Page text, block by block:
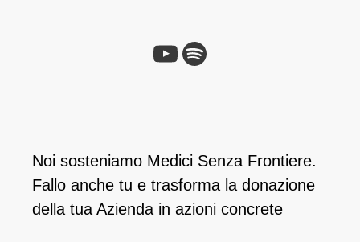
Noi sosteniamo Medici Senza Frontiere.
Fallo anche tu e ​trasforma la donazione
della tua Azienda in azioni concrete